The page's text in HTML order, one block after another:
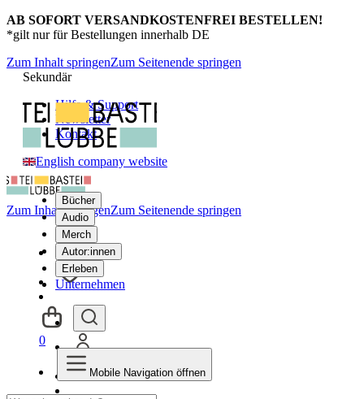
AB SOFORT VERSANDKOSTENFREI BESTELLEN!
*gilt nur für Bestellungen innerhalb DE
Zum Inhalt springenZum Seitenende springen
Sekundär
Hilfe & Support
Newsletter
Kontakt
English company website
Bücher
Audio
Merch
Autor:innen
Erleben
Unternehmen
Zum Inhalt springenZum Seitenende springen
0
Mobile Navigation öffnen